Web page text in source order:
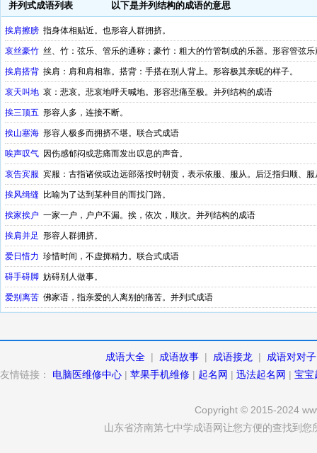
并列式成语列表 以下是并列结构的成语的意思
挨肩擦膀 指身体相贴近。也形容人群拥挤。
哀丝豪竹 丝、竹：弦乐、管乐的通称；豪竹：粗大的竹管制成的乐器。形容管弦
挨肩搭背 挨肩：肩和肩相靠。搭背：手搭在别人背上。形容极其亲昵的样子。
哀天叫地 哀：悲哀。悲哀地呼天喊地。形容悲痛至极。并列结构的成语
挨三顶五 形容人多，连接不断。
挨山塞海 形容人极多而拥挤不堪。联合式成语
唉声叹气 因伤感郁闷或悲痛而发出叹息的声音。
哀告宾服 宾服：古指诸侯或边远部落按时朝贡，表示依服、服从。后泛指归顺、
挨风缉缝 比喻为了达到某种目的而找门路。
挨家挨户 一家一户，户户不漏。挨，依次，顺次。并列结构的成语
挨肩并足 形容人群拥挤。
爱日惜力 珍惜时间，不虚掷精力。联合式成语
碍手碍脚 妨碍别人做事。
爱别离苦 佛家语，指亲爱的人离别的痛苦。并列式成语
成语大全 | 成语故事 | 成语接龙 |
成语对对子
友情链接：
电脑医维修中心 | 苹果手机维修 | 起名网 | 迅法起名网 | 宝宝
Copyright © 2015-2024
山东省济南第七中学成语网让您方便的查找到您